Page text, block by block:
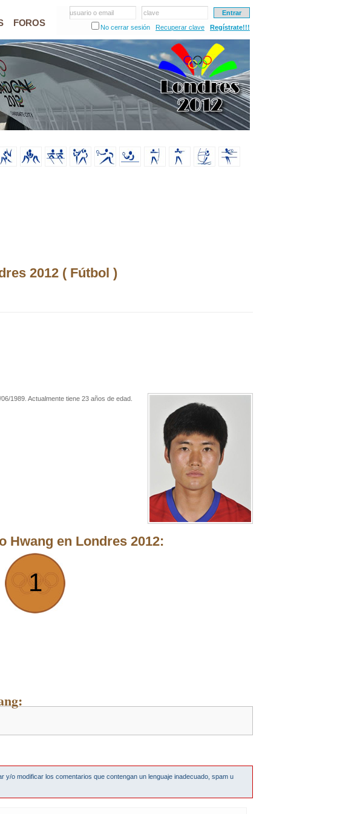
FOROS
usuario o email
clave
No cerrar sesión
Recuperar clave Regístrate!!!
2012 ( Fútbol )
1989. Actualmente tiene 23 años de edad.
Hwang en Londres 2012:
1
o modificar los comentarios que contengan un lenguaje inadecuado, spam u